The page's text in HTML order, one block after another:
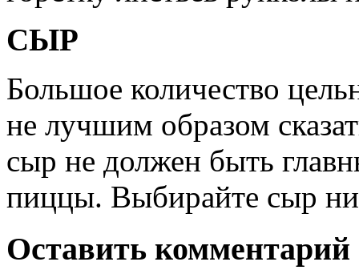
СЫР
Большое количество
не лучшим образом
сыр не должен быть
пиццы. Выбирайте сыр
Оставить комментарий